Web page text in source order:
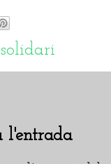
solidari
l'entrada